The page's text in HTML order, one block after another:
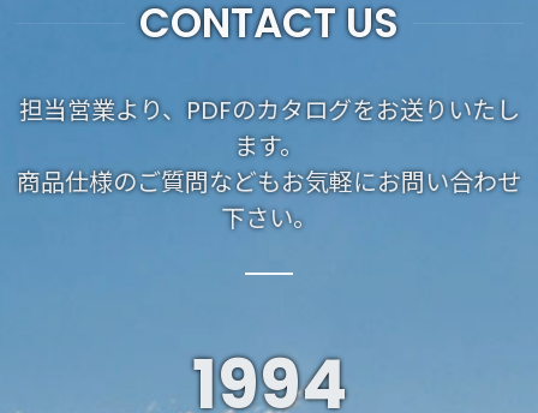
CONTACT US
担当営業より、PDFのカタログをお送りいたし
ます。
商品仕様のご質問などもお気軽にお問い合わせ
下さい。
1994